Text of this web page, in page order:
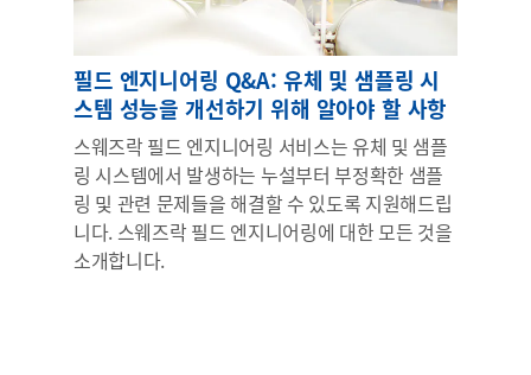
필드 엔지니어링 Q&A: 유체 및 샘플링 시
스템 성능을 개선하기 위해 알아야 할 사항
스웨즈락 필드 엔지니어링 서비스는 유체 및 샘플
링 시스템에서 발생하는 누설부터 부정확한 샘플
링 및 관련 문제들을 해결할 수 있도록 지원해드립
니다. 스웨즈락 필드 엔지니어링에 대한 모든 것을
소개합니다.